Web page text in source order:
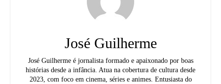
José Guilherme
José Guilherme é jornalista formado e apaixonado por boas
histórias desde a infância. Atua na cobertura de cultura desde
2023, com foco em cinema, séries e animes. Entusiasta do